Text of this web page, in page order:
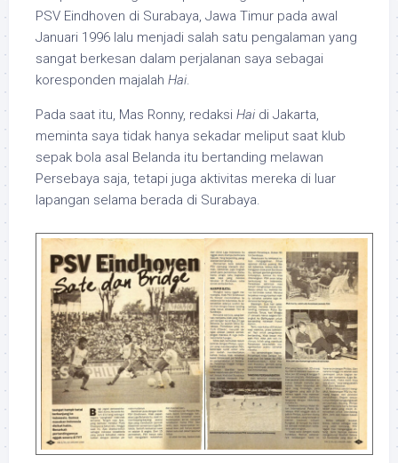
PSV Eindhoven di Surabaya, Jawa Timur pada awal
Januari 1996 lalu menjadi salah satu pengalaman yang
sangat berkesan dalam perjalanan saya sebagai
koresponden majalah Hai.
Pada saat itu, Mas Ronny, redaksi Hai di Jakarta,
meminta saya tidak hanya sekadar meliput saat klub
sepak bola asal Belanda itu bertanding melawan
Persebaya saja, tetapi juga aktivitas mereka di luar
lapangan selama berada di Surabaya.